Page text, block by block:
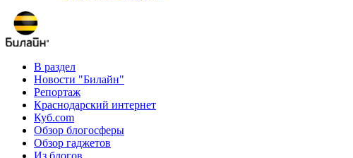
В раздел
Новости "Билайн"
Репортаж
Краснодарский интернет
Куб.com
Обзор блогосферы
Обзор гаджетов
Из блогов